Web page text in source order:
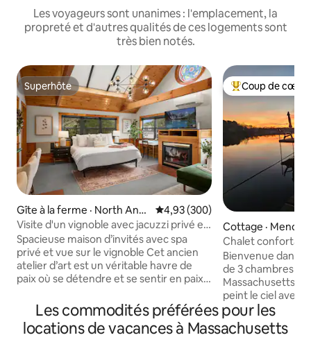
Les voyageurs sont unanimes : l'emplacement, la
propreté et d'autres qualités de ces logements sont
très bien notés.
Superhôte
Superhôte
Gîte à la ferme · North And
over
Note moyenne de 4,93 sur 5,
4,93 (300)
Visite d'un vignoble avec jacuzzi privé et
dégustation de vin
Spacieuse maison d’invités avec spa
privé et vue sur le vignoble Cet ancien
atelier d’art est un véritable havre de
paix où se détendre et se sentir en paix.
située à côté de l’une de nos granges
historiques des années 1800, sur la
propriété du vignoble, avec vue sur les
Coup de cœur
Coup de cœur
Cottage · Mendon
Chalet
remous, salle de
de mer
Bienvenue dans
de 3 chambres au
Massachusetts,
peint le ciel avec
souffle sur des
accueillir 6
idéal pour les
Les commodités préférées pour les
locations de vacances à Massachusetts